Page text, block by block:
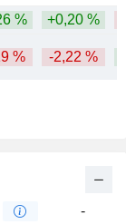
% +0,20 %
% -2,22 %
-